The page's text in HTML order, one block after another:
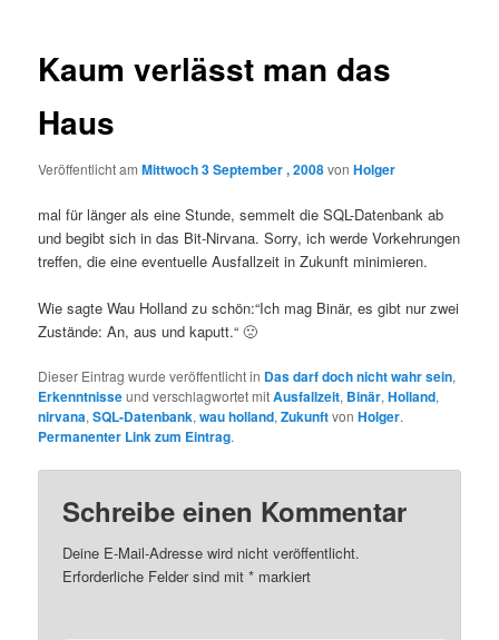
Kaum verlässt man das
Haus
Veröffentlicht amMittwoch 3 September , 2008vonHolger
mal für länger als eine Stunde, semmelt die SQL-Datenbank ab
und begibt sich in das Bit-Nirvana. Sorry, ich werde Vorkehrungen
treffen, die eine eventuelle Ausfallzeit in Zukunft minimieren.
Wie sagte Wau Holland zu schön:“Ich mag Binär, es gibt nur zwei
Zustände: An, aus und kaputt.“ 🙁
Dieser Eintrag wurde veröffentlicht in Das darf doch nicht wahr sein,
Erkenntnisseund verschlagwortet mitAusfallzeit, Binär,Holland,
nirvana,SQL-Datenbank,wau holland,ZukunftvonHolger.
Permanenter Link zum Eintrag.
Schreibe einen Kommentar
Deine E-Mail-Adresse wird nicht veröffentlicht.
Erforderliche Felder sind mit* markiert